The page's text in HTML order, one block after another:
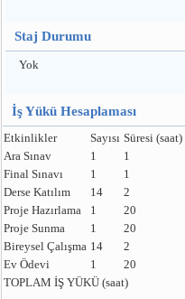
Staj Durumu
Yok
İş Yükü Hesaplaması
Etkinlikler Sayısı Süresi (saat)
Ara Sınav
1 1
Final Sınavı
1 1
Derse Katılım
14 2
Proje Hazırlama
1 20
Proje Sunma
1 20
Bireysel Çalışma 14 2
Ev Ödevi
1 20
TOPLAM İŞ YÜKÜ (saat)